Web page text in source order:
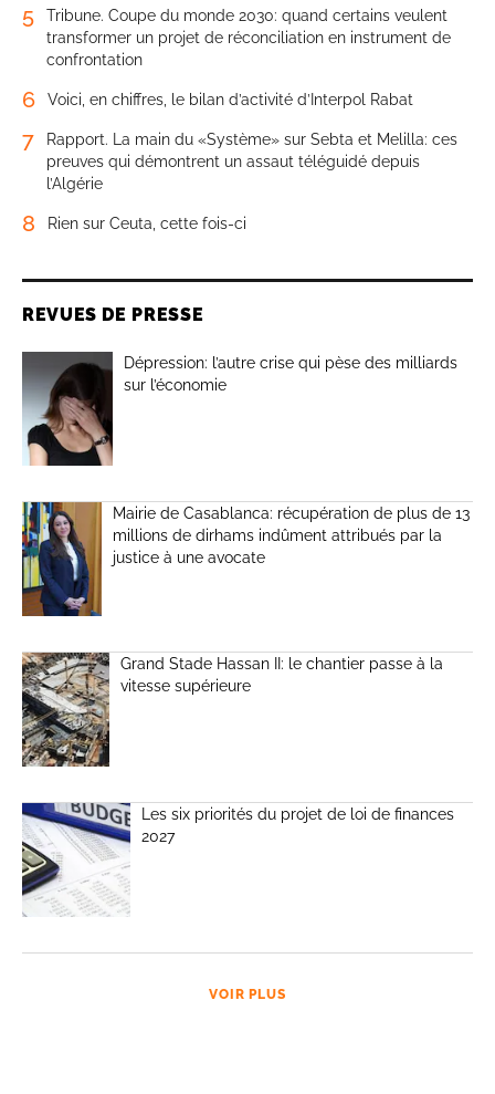
5
Tribune. Coupe du monde 2030: quand certains veulent
transformer un projet de réconciliation en instrument de
confrontation
6 Voici, en chiffres, le bilan d’activité d’Interpol Rabat
7
Rapport. La main du «Système» sur Sebta et Melilla: ces
preuves qui démontrent un assaut téléguidé depuis
l’Algérie
8 Rien sur Ceuta, cette fois-ci
REVUES DE PRESSE
Dépression: l’autre crise qui pèse des milliards
sur l’économie
Mairie de Casablanca: récupération de plus de 13
millions de dirhams indûment attribués par la
justice à une avocate
Grand Stade Hassan II: le chantier passe à la
vitesse supérieure
Les six priorités du projet de loi de finances
2027
VOIR PLUS